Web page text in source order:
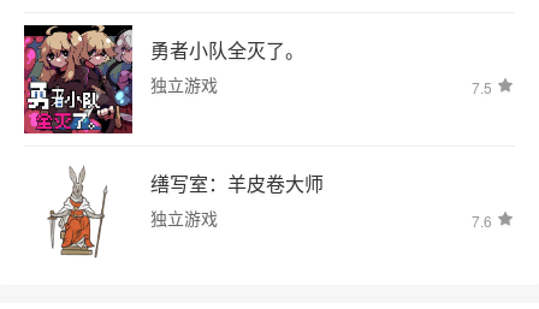
勇者小队全灭了。
独立游戏 7.5
缮写室：羊皮卷大师
独立游戏 7.6